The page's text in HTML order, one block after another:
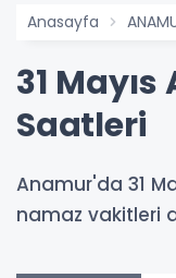
Anasayfa
31
Saatleri
Anamur'da 31
namaz vakitleri